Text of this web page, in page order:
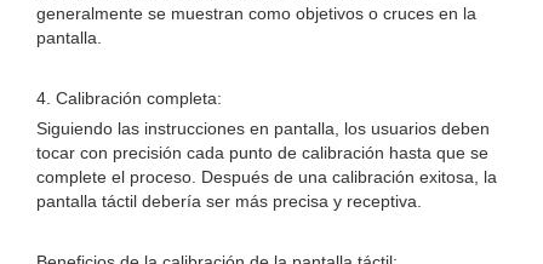
generalmente se muestran como objetivos o cruces en la
pantalla.
4. Calibración completa:
Siguiendo las instrucciones en pantalla, los usuarios deben
tocar con precisión cada punto de calibración hasta que se
complete el proceso. Después de una calibración exitosa, la
pantalla táctil debería ser más precisa y receptiva.